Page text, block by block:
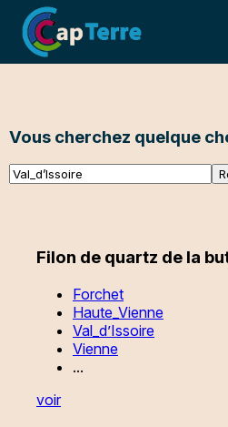
Vous cherchez quelque
Filon de quartz de la
Forchet
Haute_Vienne
Val_d’Issoire
Vienne
...
voir